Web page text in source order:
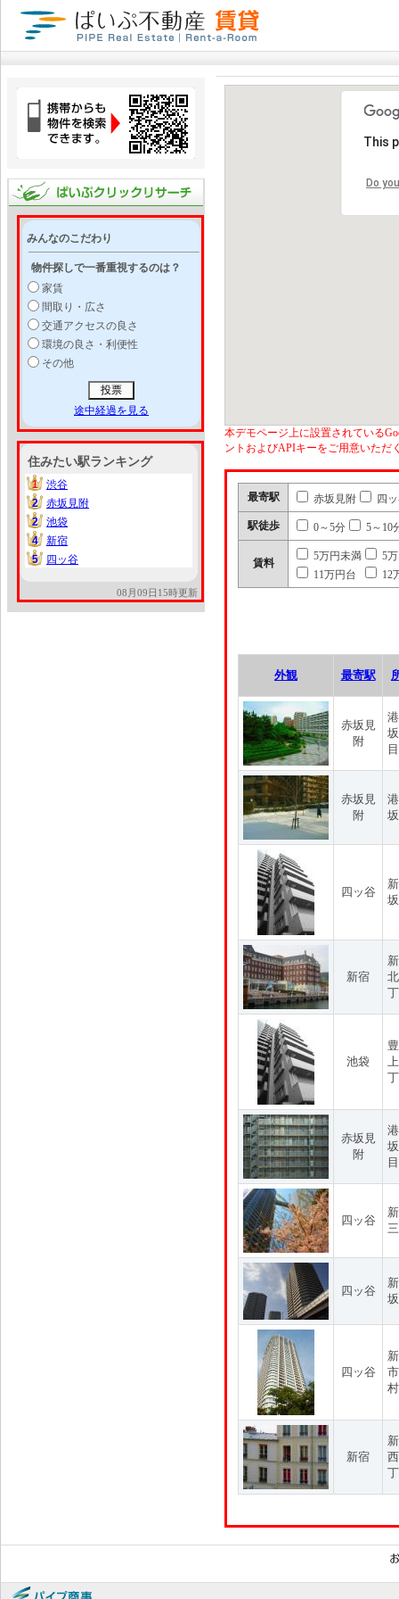
みんなのこだわり
物件探しで一番重視するのは？
家賃
間取り・広さ
交通アクセスの良さ
環境の良さ・利便性
その他
途中経過を見る
住みたい駅ランキング
1
1
渋谷
2
2
赤坂見附
2
2
池袋
4
4
新宿
5
5 四ッ谷
08月09日15時更新
This
Do
本デモページ上に設置されている
ントおよびAPIキーをご用意いただ
最寄駅 赤坂見附 四
駅徒歩 0～5分 5～10
賃料
5万円未満
5
11万円台
12
外観 最寄駅
赤坂見
附
目
赤坂見
附
四ッ谷
新宿
池袋
赤坂見
附
目
四ッ谷
四ッ谷
四ッ谷
新宿